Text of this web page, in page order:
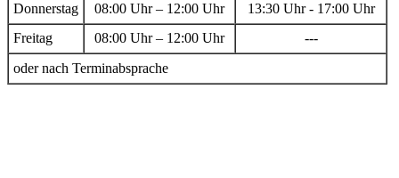
Donnerstag
08:00 Uhr – 12:00 Uhr
13:30 Uhr - 17:00 Uhr
Freitag
08:00 Uhr – 12:00 Uhr
---
oder nach Terminabsprache